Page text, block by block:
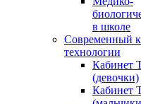
в школе
Современный
технологии
Кабинет
(девочки)
Кабинет